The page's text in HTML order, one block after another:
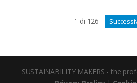
1 di 126
SUSTAINABILITY MAKERS - the